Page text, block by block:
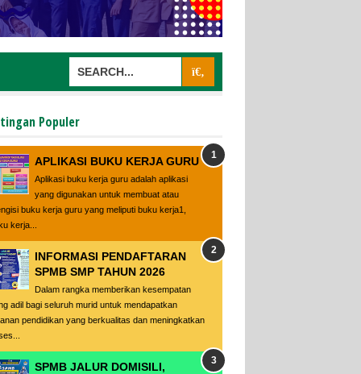
Populer
APLIKASI BUKU KERJA GURU
Aplikasi buku kerja guru adalah aplikasi
yang digunakan untuk membuat atau
buku kerja guru yang meliputi buku kerja1,
kerja...
INFORMASI PENDAFTARAN
SPMB SMP TAHUN 2026
Dalam rangka memberikan kesempatan
adil bagi seluruh murid untuk mendapatkan
pendidikan yang berkualitas dan meningkatkan
SPMB JALUR DOMISILI,